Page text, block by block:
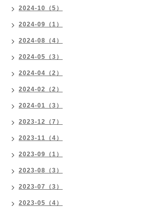
2024-10（5）
2024-09（1）
2024-08（4）
2024-05（3）
2024-04（2）
2024-02（2）
2024-01（3）
2023-12（7）
2023-11（4）
2023-09（1）
2023-08（3）
2023-07（3）
2023-05（4）